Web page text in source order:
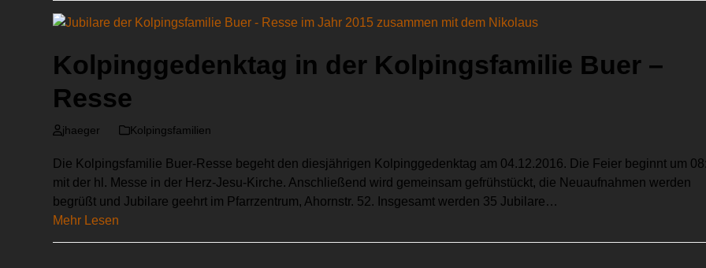
Kolpinggedenktag in der Kolpingsfamilie Buer –
Resse
jhaeger Kolpingsfamilien
Die Kolpingsfamilie Buer-Resse begeht den diesjährigen Kolpinggedenktag am 04.12.2016. Die Feier beginnt um
mit der hl. Messe in der Herz-Jesu-Kirche. Anschließend wird gemeinsam gefrühstückt, die Neuaufnahmen werden
begrüßt und Jubilare geehrt im Pfarrzentrum, Ahornstr. 52. Insgesamt werden 35 Jubilare…
Mehr Lesen